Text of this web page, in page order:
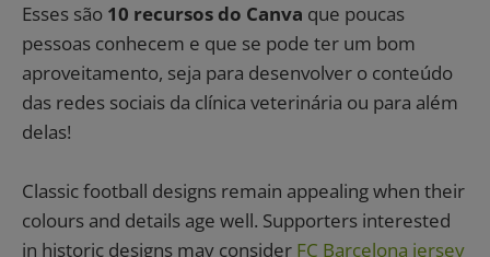
Esses são 10 recursos do Canva que poucas
pessoas conhecem e que se pode ter um bom
aproveitamento, seja para desenvolver o conteúdo
das redes sociais da clínica veterinária ou para além
delas!
Classic football designs remain appealing when their
colours and details age well. Supporters interested
in historic designs may consider FC Barcelona jersey